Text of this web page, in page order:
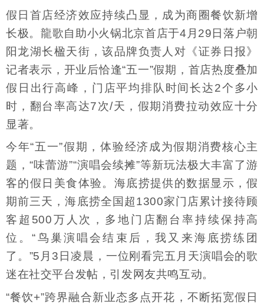
假日首店经济效应持续凸显，成为商圈餐饮新增
长极。龍歌自助小火锅北京首店于4月29日落户朝
阳龙湖长楹天街，该品牌负责人对《证券日报》
记者表示，开业后恰逢“五一”假期，首店热度叠加
假日出行高峰，门店平均排队时间长达2个多小
时，翻台率高达7次/天，假期消费拉动效应十分
显著。
今年“五一”假期，体验经济成为假期消费核心主
题，“味蕾游”“演唱会续摊”等新玩法极大丰富了游
客的假日美食体验。海底捞提供的数据显示，假
期前三天，海底捞全国超1300家门店累计接待顾
客超500万人次，多地门店翻台率持续保持高
位。“鸟巢演唱会结束后，我又来海底捞练团
了。”5月3日凌晨，一位刚看完五月天演唱会的歌
迷在社交平台发帖，引发网友共鸣互动。
“餐饮+”跨界融合新业态多点开花，不断拓宽假日